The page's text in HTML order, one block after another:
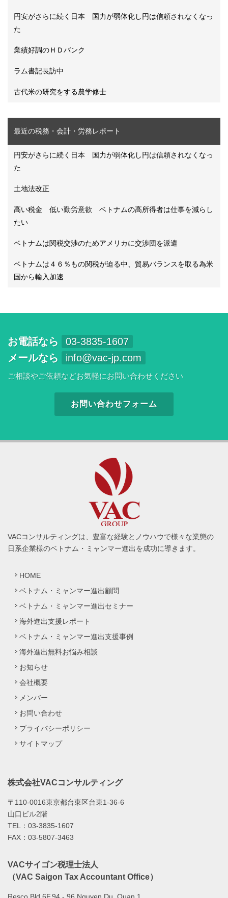
円安がさらに続く日本 国力が弱体化し円は信頼されなくなっ
た
業績好調のＨＤバンク
ラム書記長訪中
古代米の研究をする農学修士
最近の税務・会計・労務レポート
円安がさらに続く日本 国力が弱体化し円は信頼されなくなっ
た
土地法改正
高い税金 低い勤労意欲 ベトナムの高所得者は仕事を減らし
たい
ベトナムは関税交渉のためアメリカに交渉団を派遣
ベトナムは４６％もの関税が迫る中、貿易バランスを取る為米
国から輸入加速
お電話なら
03-3835-1607
メールなら
info@vac-jp.com
ご相談やご依頼などお気軽にお問い合わせください
お問い合わせフォーム
VACコンサルティングは、豊富な経験とノウハウで様々な業態の
日系企業様のベトナム・ミャンマー進出を成功に導きます。
HOME
ベトナム・ミャンマー進出顧問
ベトナム・ミャンマー進出セミナー
海外進出支援レポート
ベトナム・ミャンマー進出支援事例
海外進出無料お悩み相談
お知らせ
会社概要
メンバー
お問い合わせ
プライバシーポリシー
サイトマップ
株式会社VACコンサルティング
〒110-0016東京都台東区台東1-36-6
山口ビル2階
TEL：03-3835-1607
FAX：03-5807-3463
VACサイゴン税理士法人
（VAC Saigon Tax Accountant Office）